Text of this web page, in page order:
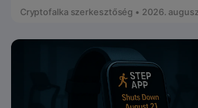
Cryptofalka szerkesztőség • 2026.